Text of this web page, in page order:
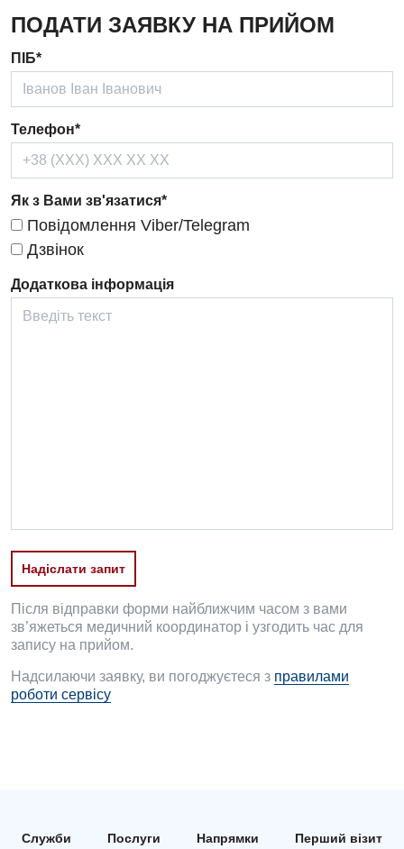
Нейрохірургія
Онкологічне відділлення
Оториноларингологія
Офтальмологічне відділення
Педіатричне відділення
Пульмонологія
Ревматологія
Судинна хірургія
Фізіотерапія
Хірургічне відділення
Для дітей
Дитяча алергологія
Дитяча ендокринологія
ПОДАТИ ЗАЯВКУ НА ПРИЙОМ
ПІБ*
Телефон*
Як з Вами зв'язатися*
Повідомлення Viber/Telegram
Дзвінок
Додаткова інформація
Надіслати запит
Після відправки форми найближчим часом з вами
зв’яжеться медичний координатор і узгодить час для
запису на прийом.
Надсилаючи заявку, ви погоджуєтеся з правилами
роботи сервісу
Служби Послуги Напрямки Перший візит